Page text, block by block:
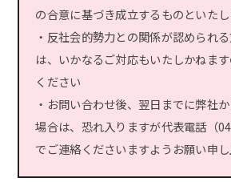
の合意に基づき成立するものといたし
・反社会的勢力との関係が認められ
は、いかなるご対応もいたしかねま
ください
・お問い合わせ後、翌日までに弊社
場合は、恐れ入りますが代表電話（
でご連絡くださいますようお願い申